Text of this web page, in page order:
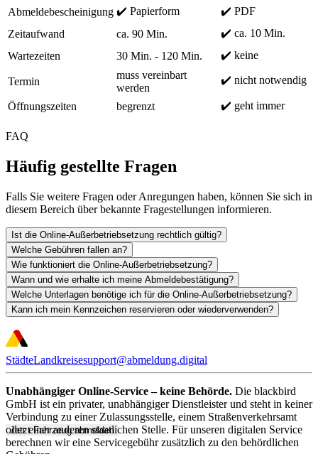
Abmeldebescheinigung ✔️ Papierform
✔️ PDF
Zeitaufwand
ca. 90 Min.
✔️ ca. 10 Min.
Wartezeiten
30 Min. - 120 Min. ✔️ keine
Termin
muss vereinbart
werden
✔️ nicht notwendig
Öffnungszeiten begrenzt ✔️ geht immer
FAQ
Häufig gestellte Fragen
Falls Sie weitere Fragen oder Anregungen haben, können Sie sich in
diesem Bereich über bekannte Fragestellungen informieren.
Ist die Online-Außerbetriebsetzung rechtlich gültig?
Welche Gebühren fallen an?
Wie funktioniert die Online-Außerbetriebsetzung?
Wann und wie erhalte ich meine Abmeldebestätigung?
Welche Unterlagen benötige ich für die Online-Außerbetriebsetzung?
Kann ich mein Kennzeichen reservieren oder wiederverwenden?
Jetzt Fahrzeug abmelden
StädteLandkreisesupport@abmeldung.digital
Unabhängiger Online-Service – keine Behörde. Die blackbird
GmbH ist ein privater, unabhängiger Dienstleister und steht in keiner
Verbindung zu einer Zulassungsstelle, einem Straßenverkehrsamt
oder einer anderen staatlichen Stelle. Für unseren digitalen Service
berechnen wir eine Servicegebühr zusätzlich zu den behördlichen